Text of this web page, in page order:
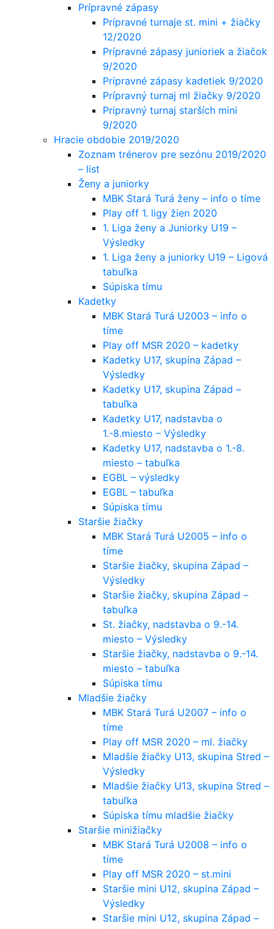
Prípravné zápasy
Prípravné turnaje st. mini + žiačky
12/2020
Prípravné zápasy junioriek a žiačok
9/2020
Prípravné zápasy kadetiek 9/2020
Prípravný turnaj ml žiačky 9/2020
Prípravný turnaj starších mini
9/2020
Hracie obdobie 2019/2020
Zoznam trénerov pre sezónu 2019/2020
– list
Ženy a juniorky
MBK Stará Turá ženy – info o tíme
Play off 1. ligy žien 2020
1. Liga ženy a Juniorky U19 –
Výsledky
1. Liga ženy a juniorky U19 – Ligová
tabuľka
Súpiska tímu
Kadetky
MBK Stará Turá U2003 – info o
tíme
Play off MSR 2020 – kadetky
Kadetky U17, skupina Západ –
Výsledky
Kadetky U17, skupina Západ –
tabuľka
Kadetky U17, nadstavba o
1.-8.miesto – Výsledky
Kadetky U17, nadstavba o 1.-8.
miesto – tabuľka
EGBL – výsledky
EGBL – tabuľka
Súpiska tímu
Staršie žiačky
MBK Stará Turá U2005 – info o
tíme
Staršie žiačky, skupina Západ –
Výsledky
Staršie žiačky, skupina Západ –
tabuľka
St. žiačky, nadstavba o 9.-14.
miesto – Výsledky
Staršie žiačky, nadstavba o 9.-14.
miesto – tabuľka
Súpiska tímu
Mladšie žiačky
MBK Stará Turá U2007 – info o
tíme
Play off MSR 2020 – ml. žiačky
Mladšie žiačky U13, skupina Stred –
Výsledky
Mladšie žiačky U13, skupina Stred –
tabuľka
Súpiska tímu mladšie žiačky
Staršie minižiačky
MBK Stará Turá U2008 – info o
tíme
Play off MSR 2020 – st.mini
Staršie mini U12, skupina Západ –
Výsledky
Staršie mini U12, skupina Západ –